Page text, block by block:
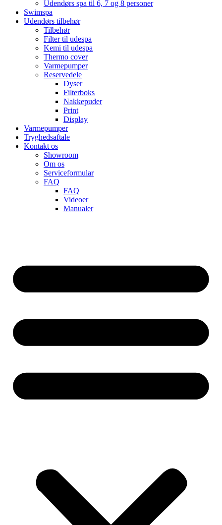
Udendørs spa til 6, 7 og 8 personer
Swimspa
Udendørs tilbehør
Tilbehør
Filter til udespa
Kemi til udespa
Thermo cover
Varmepumper
Reservedele
Dyser
Filterboks
Nakkepuder
Print
Display
Varmepumper
Tryghedsaftale
Kontakt os
Showroom
Om os
Serviceformular
FAQ
FAQ
Videoer
Manualer